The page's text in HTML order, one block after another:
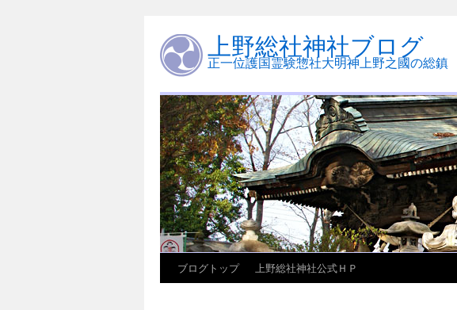
上野総社神社ブログ
正一位護国霊験惣社大明神上野之國の総鎮
ブログトップ 上野総社神社公式ＨＰ